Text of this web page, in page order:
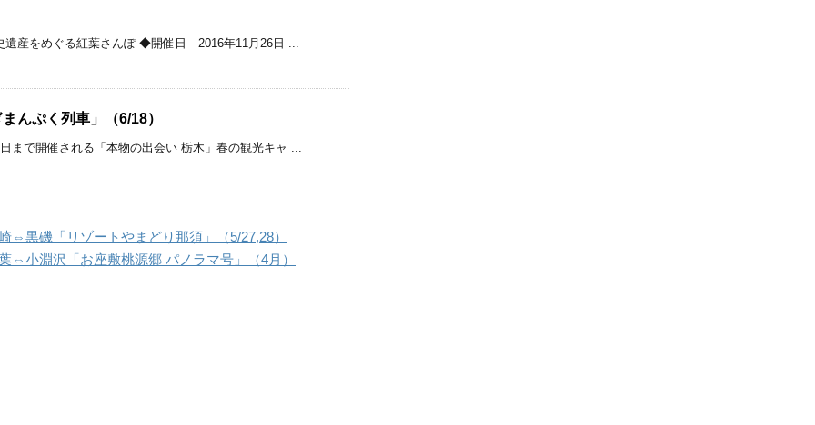
遺産をめぐる紅葉さんぽ ◆開催日 2016年11月26日 ...
んぷく列車」（6/18）
まで開催される「本物の出会い 栃木」春の観光キャ ...
⇔黒磯「リゾートやまどり那須」（5/27,28）
⇔小淵沢「お座敷桃源郷 パノラマ号」（4月）